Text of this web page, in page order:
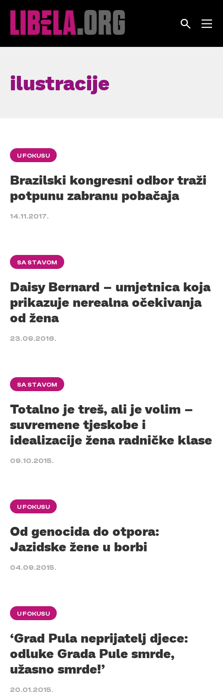
ilustracije
U FOKUSU
Brazilski kongresni odbor traži
potpunu zabranu pobačaja
14.11.2017.
SA STAVOM
Daisy Bernard – umjetnica koja
prikazuje nerealna očekivanja
od žena
23.09.2016.
SA STAVOM
Totalno je treš, ali je volim –
suvremene tjeskobe i
idealizacije žena radničke klase
09.10.2015.
U FOKUSU
Od genocida do otpora:
Jazidske žene u borbi
04.09.2015.
U FOKUSU
‘Grad Pula neprijatelj djece:
odluke Grada Pule smrde,
užasno smrde!’
20.01.2015.